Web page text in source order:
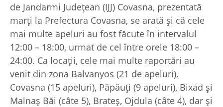
de Jandarmi Județean (IJJ) Covasna, prezentată
marți la Prefectura Covasna, se arată și că cele
mai multe apeluri au fost făcute în intervalul
12:00 – 18:00, urmat de cel între orele 18:00 –
24:00. Ca locații, cele mai multe raportări au
venit din zona Balvanyos (21 de apeluri),
Covasna (15 apeluri), Păpăuți (9 apeluri), Bixad și
Malnaș Băi (câte 5), Brateș, Ojdula (câte 4), dar și